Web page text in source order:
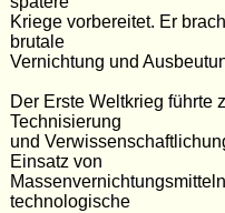
Kriege vorbereitet. Er
brutale
Vernichtung und
Der Erste Weltkrieg führte
Technisierung
und
Einsatz von
technologische